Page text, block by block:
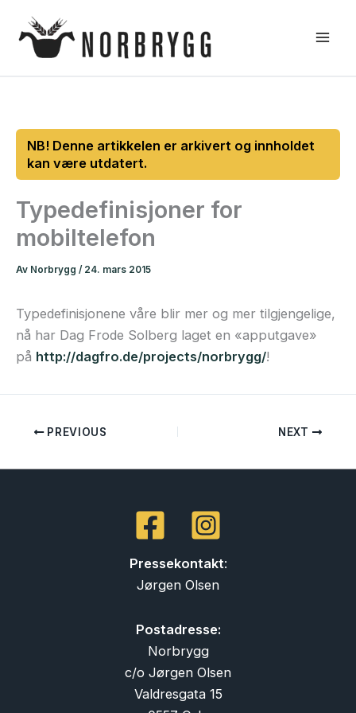
rett
Typedefinisjoner for
mobiltelefon
Av Norbrygg / 24. mars 2015
Typedefinisjonene våre blir mer og mer tilgjengelige,
nå har Dag Frode Solberg laget en «apputgave»
på http://dagfro.de/projects/norbrygg/!
PREVIOUS NEXT
Pressekontakt:
Jørgen Olsen
Postadresse:
Norbrygg
c/o Jørgen Olsen
Valdresgata 15